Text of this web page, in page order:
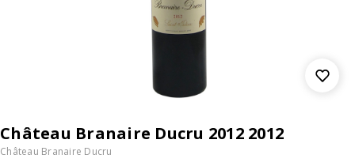
Château Branaire Ducru 2012 2012
Château Branaire Ducru